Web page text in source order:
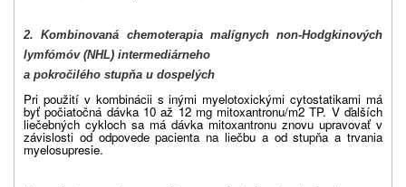
2. Kombinovaná chemoterapia malígnych non-Hodgkinových
lymfómóv (NHL) intermediárneho
a pokročilého stupňa u dospelých
Pri použití v kombinácii s inými myelotoxickými cytostatikami má
byť počiatočná dávka 10 až 12 mg mitoxantronu/m2 TP. V ďalších
liečebných cykloch sa má dávka mitoxantronu znovu upravovať v
závislosti od odpovede pacienta na liečbu a od stupňa a trvania
myelosupresie.